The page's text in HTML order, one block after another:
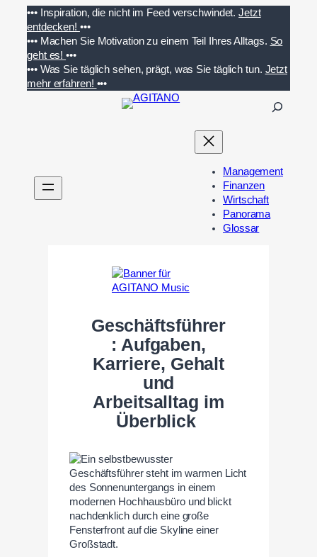
Inhalt
springen
••• Inspiration, die nicht im Feed verschwindet. Jetzt
entdecken! •••
••• Machen Sie Motivation zu einem Teil Ihres Alltags. So
geht es!•••
••• Was Sie täglich sehen, prägt, was Sie täglich tun. Jetzt
mehr erfahren! •••
n
Management
Finanzen
Wirtschaft
Panorama
Glossar
Geschäftsführer
: Aufgaben,
Karriere, Gehalt
und
Arbeitsalltag im
Überblick